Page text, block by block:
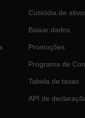
Custódia de
Baixar dados
Promoções
Programa de
Tabela de taxas
API de